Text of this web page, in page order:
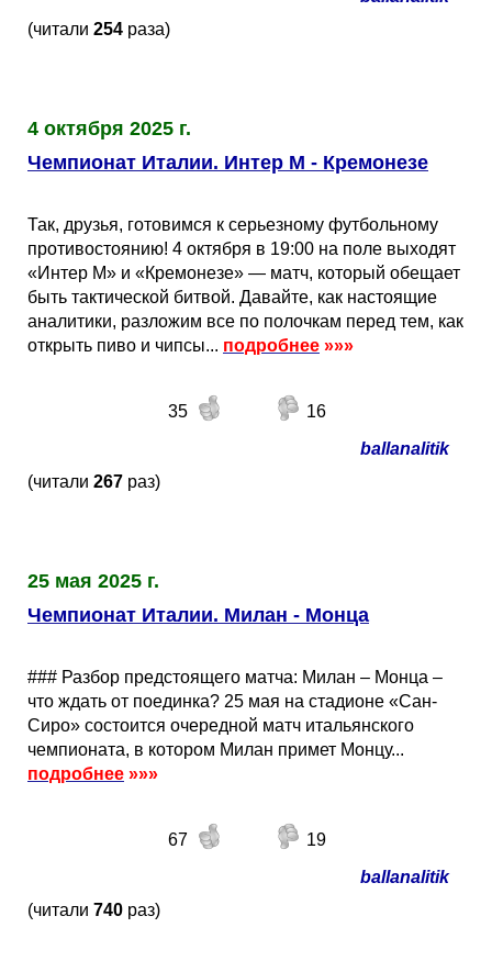
(читали 254 раза)
4 октября 2025 г.
Чемпионат Италии. Интер М - Кремонезе
Так, друзья, готовимся к серьезному футбольному
противостоянию! 4 октября в 19:00 на поле выходят
«Интер М» и «Кремонезе» — матч, который обещает
быть тактической битвой. Давайте, как настоящие
аналитики, разложим все по полочкам перед тем, как
открыть пиво и чипсы... подробнее »»»
35
16
ballanalitik
(читали 267 раз)
25 мая 2025 г.
Чемпионат Италии. Милан - Монца
### Разбор предстоящего матча: Милан – Монца –
что ждать от поединка? 25 мая на стадионе «Сан-
Сиро» состоится очередной матч итальянского
чемпионата, в котором Милан примет Монцу...
подробнее »»»
67
19
ballanalitik
(читали 740 раз)